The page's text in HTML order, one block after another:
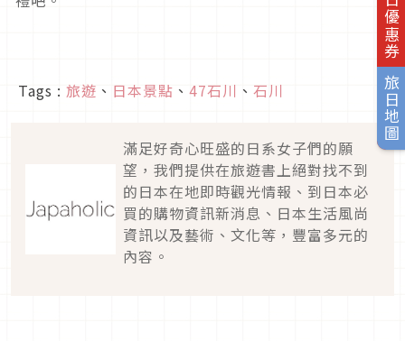
旅日地圖
Tags : 旅遊 、 日本景點 、 47石川 、 石川
滿足好奇心旺盛的日系女子們的願
望，我們提供在旅遊書上絕對找不到
的日本在地即時觀光情報、到日本必
買的購物資訊新消息、日本生活風尚
資訊以及藝術、文化等，豐富多元的
內容。